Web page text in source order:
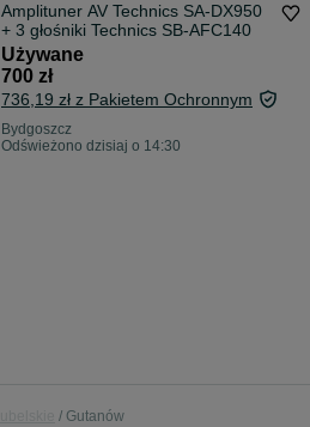
Amplituner AV Technics SA-DX950
+ 3 głośniki Technics SB-AFC140
Używane
700 zł
736,19 zł z Pakietem Ochronnym
Bydgoszcz
Odświeżono dzisiaj o 14:30
Gutanów